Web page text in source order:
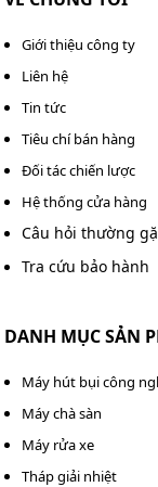
số người sử
phép.
Tích hợp
vận hành.
Tính năng
người sử
khác mà
tác bằng tay.
Chế độ tăng
tin thoại và
Giới thiệu công ty
Liên hệ
Tin tức
Tiêu chí bán hàng
Đối tác chiến lược
Hệ thống cửa hàng
Câu hỏi thường
Tra cứu bảo hành
DANH MỤC SẢN
Máy hút bụi công
Máy chà sàn
Máy rửa xe
Tháp giải nhiệt